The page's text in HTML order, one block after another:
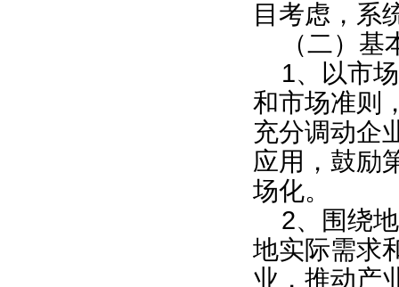
目考虑，系
（二）基
1、以市
和市场准则
充分调动企
应用，鼓励
场化。
2、围绕
地实际需求
业，推动产